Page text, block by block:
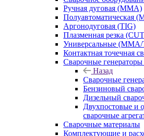
Ручная дуговая (MMA)
Полуавтоматическая
Аргонодуговая (TIG)
Плазменная резка
Универсальные
Контактная точечная
Сварочные генераторы
Назад
Сварочные
Бензиновый
Дизельный
Двухпостовые и
сварочные
Сварочные материалы
Комплектующие и